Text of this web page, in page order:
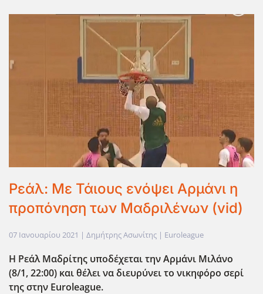
Ρεάλ: Με Τάιους ενόψει Αρμάνι η
προπόνηση των Μαδριλένων (vid)
07 Ιανουαρίου 2021 | Δημήτρης Ασωνίτης | Euroleague
Η Ρεάλ Μαδρίτης υποδέχεται την Αρμάνι Μιλάνο
(8/1, 22:00) και θέλει να διευρύνει το νικηφόρο σερί
της στην Euroleague.